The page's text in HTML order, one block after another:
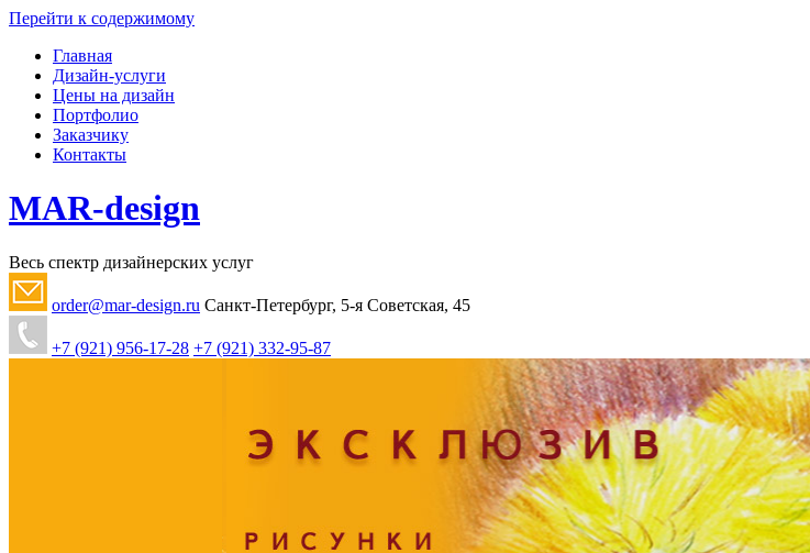
Перейти к содержимому
Главная
Дизайн-услуги
Цены на дизайн
Портфолио
Заказчику
Контакты
MAR-design
Весь спектр дизайнерских услуг
order@mar-design.ru Санкт-Петербург, 5-я Советская, 45
+7 (921) 956-17-28 +7 (921) 332-95-87